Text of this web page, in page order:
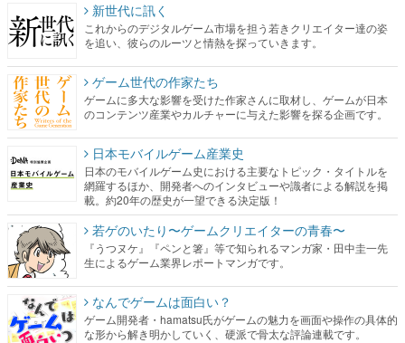
新世代に訊く
これからのデジタルゲーム市場を担う若きクリエイター達の姿
を追い、彼らのルーツと情熱を探っていきます。
ゲーム世代の作家たち
ゲームに多大な影響を受けた作家さんに取材し、ゲームが日本
のコンテンツ産業やカルチャーに与えた影響を探る企画です。
日本モバイルゲーム産業史
日本のモバイルゲーム史における主要なトピック・タイトルを
網羅するほか、開発者へのインタビューや識者による解説を掲
載。約20年の歴史が一望できる決定版！
若ゲのいたり〜ゲームクリエイターの青春〜
『うつヌケ』『ペンと箸』等で知られるマンガ家・田中圭一先
生によるゲーム業界レポートマンガです。
なんでゲームは面白い？
ゲーム開発者・hamatsu氏がゲームの魅力を画面や操作の具体的
な形から解き明かしていく、硬派で骨太な評論連載です。